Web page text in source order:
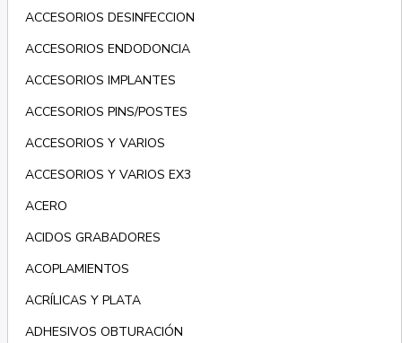
ACCESORIOS DESINFECCION
ACCESORIOS ENDODONCIA
ACCESORIOS IMPLANTES
ACCESORIOS PINS/POSTES
ACCESORIOS Y VARIOS
ACCESORIOS Y VARIOS EX3
ACERO
ACIDOS GRABADORES
ACOPLAMIENTOS
ACRÍLICAS Y PLATA
ADHESIVOS OBTURACIÓN